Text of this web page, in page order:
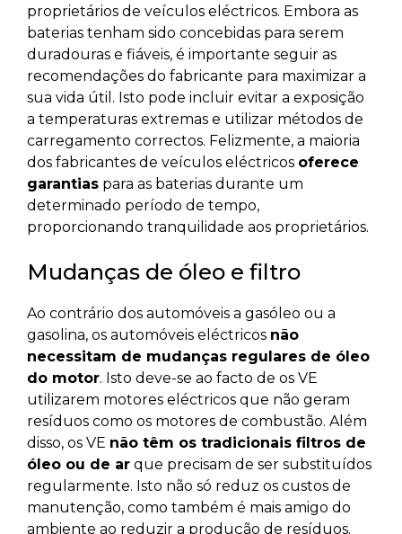
proprietários de veículos eléctricos. Embora as
baterias tenham sido concebidas para serem
duradouras e fiáveis, é importante seguir as
recomendações do fabricante para maximizar a
sua vida útil. Isto pode incluir evitar a exposição
a temperaturas extremas e utilizar métodos de
carregamento correctos. Felizmente, a maioria
dos fabricantes de veículos eléctricos oferece
garantias para as baterias durante um
determinado período de tempo,
proporcionando tranquilidade aos proprietários.
Mudanças de óleo e filtro
Ao contrário dos automóveis a gasóleo ou a
gasolina, os automóveis eléctricos não
necessitam de mudanças regulares de óleo
do motor. Isto deve-se ao facto de os VE
utilizarem motores eléctricos que não geram
resíduos como os motores de combustão. Além
disso, os VE não têm os tradicionais filtros de
óleo ou de ar que precisam de ser substituídos
regularmente. Isto não só reduz os custos de
manutenção, como também é mais amigo do
ambiente ao reduzir a produção de resíduos.